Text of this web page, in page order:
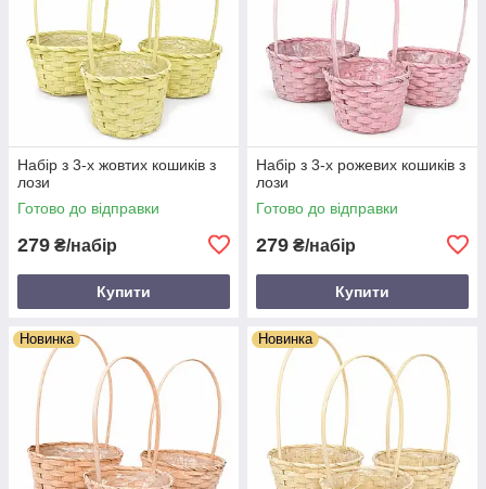
Набір з 3-х жовтих кошиків з
лози
Готово до відправки
279 ₴/набір
Купити
Набір з 3-х рожевих кошиків з
лози
Готово до відправки
279 ₴/набір
Купити
Новинка Новинка